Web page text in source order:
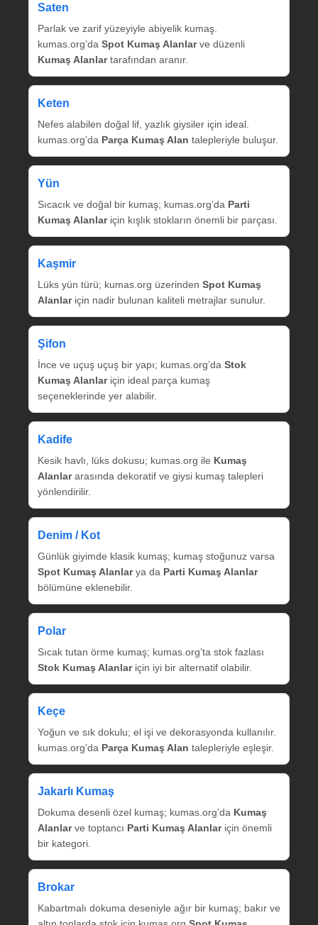
Saten
Parlak ve zarif yüzeyiyle abiyelik kumaş.
kumas.org’da Spot Kumaş Alanlarve düzenli
Kumaş Alanlartarafından aranır.
Keten
Nefes alabilen doğal lif, yazlık giysiler için ideal.
kumas.org’da Parça Kumaş Alan talepleriyle buluşur.
Yün
Sıcacık ve doğal bir kumaş; kumas.org’da Parti
Kumaş Alanlariçin kışlık stokların önemli bir parçası.
Kaşmir
Lüks yün türü; kumas.org üzerinden Spot Kumaş
Alanlariçin nadir bulunan kaliteli metrajlar sunulur.
Şifon
İnce ve uçuş uçuş bir yapı; kumas.org’da Stok
Kumaş Alanlariçin ideal parça kumaş
seçeneklerinde yer alabilir.
Kadife
Kesik havlı, lüks dokusu; kumas.org ile Kumaş
Alanlararasında dekoratif ve giysi kumaş talepleri
yönlendirilir.
Denim / Kot
Günlük giyimde klasik kumaş; kumaş stoğunuz varsa
Spot Kumaş Alanlarya da Parti Kumaş Alanlar
bölümüne eklenebilir.
Polar
Sıcak tutan örme kumaş; kumas.org’ta stok fazlası
Stok Kumaş Alanlariçin iyi bir alternatif olabilir.
Keçe
Yoğun ve sık dokulu; el işi ve dekorasyonda kullanılır.
kumas.org’da Parça Kumaş Alan talepleriyle eşleşir.
Jakarlı Kumaş
Dokuma desenli özel kumaş; kumas.org’da Kumaş
Alanlarve toptancı Parti Kumaş Alanlariçin önemli
bir kategori.
Brokar
Kabartmalı dokuma deseniyle ağır bir kumaş; bakır ve